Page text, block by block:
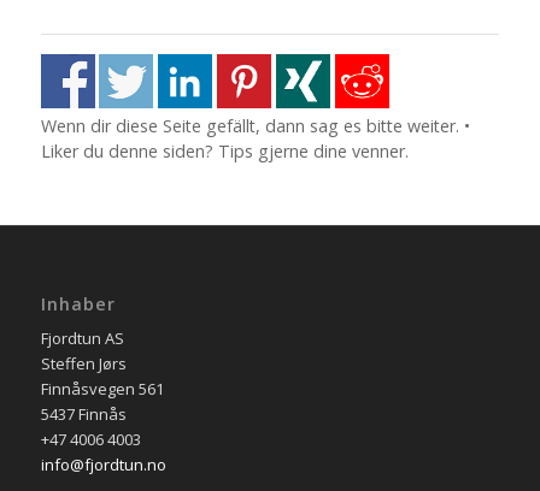
Wenn dir diese Seite gefällt, dann sag es bitte weiter. •
Liker du denne siden? Tips gjerne dine venner.
Inhaber
Fjordtun AS
Steffen Jørs
Finnåsvegen 561
5437 Finnås
+47 4006 4003
info@fjordtun.no